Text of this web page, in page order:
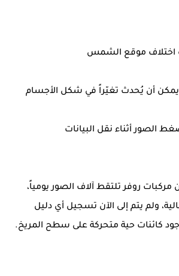
اختلاف موقع الشمس
يمكن أن يُحدث تغيّراً في شكل الأجسام
أثناء نقل البيانات
مركبات روفر تلتقط آلاف الصور يومياً،
ولم يتم إلى الآن تسجيل أي دليل
كائنات حية متحركة على سطح المريخ.